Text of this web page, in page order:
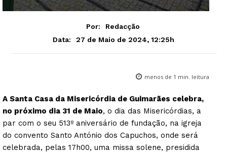
Por:
Redacção
Data:
27 de Maio de 2024, 12:25h
menos de 1 min. leitura
A Santa Casa da Misericórdia de Guimarães celebra,
no próximo dia 31 de Maio, o dia das Misericórdias, a
par com o seu 513º aniversário de fundação, na igreja
do convento Santo António dos Capuchos, onde será
celebrada, pelas 17h00, uma missa solene, presidida